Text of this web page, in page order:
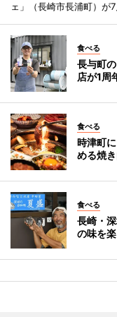
ェ」（長崎市長浦町）が
食べる
長与町
店が1
食べる
時津町
める焼
食べる
長崎・
の味を